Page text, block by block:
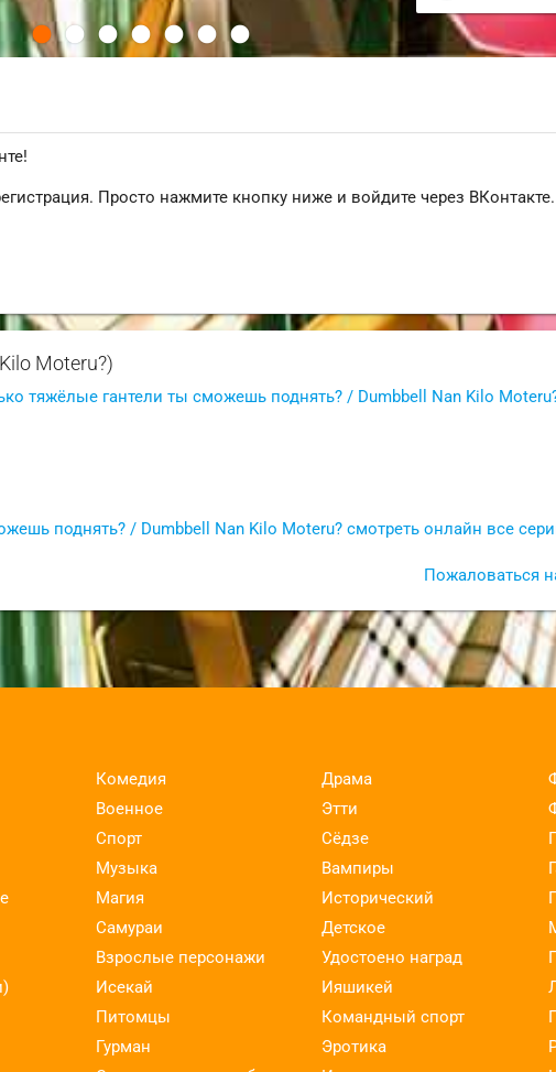
Просто нажмите кнопку ниже и войдите через ВКонтакте.
Moteru?)
тяжёлые гантели ты сможешь поднять? / Dumbbell Nan Kilo
поднять? / Dumbbell Nan Kilo Moteru? смотреть онлайн все
Пожаловаться
Комедия Драма
Военное Этти
Спорт Сёдзе
Музыка Вампиры
Магия Исторический
Самураи Детское
Взрослые персонажи Удостоено наград
Исекай Ияшикей
Питомцы Командный спорт
Гурман Эротика